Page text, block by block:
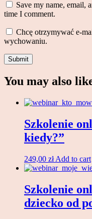
Save my name, email,
time I comment.
Chcę otrzymywać e-
wychowaniu.
You may also
Szkolenie
kiedy?”
249,00 zł Add to cart
Szkolenie
dziecko od